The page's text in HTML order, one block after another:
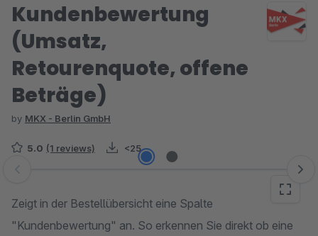
Kundenbewertung
(Umsatz,
Retourenquote, offene
Beträge)
by MKX - Berlin GmbH
5.0 (1 reviews) <25
Skip image gallery
Zeigt in der Bestellübersicht eine Spalte
"Kundenbewertung" an. So erkennen Sie direkt ob eine